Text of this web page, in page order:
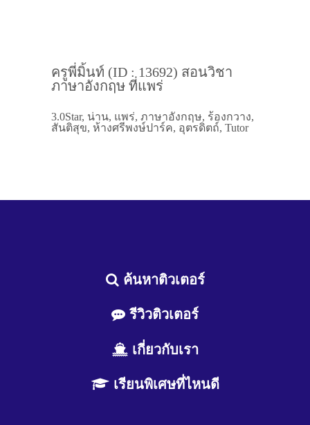
ครูพี่มิ้นท์ (ID : 13692) สอนวิชา
ภาษาอังกฤษ ที่แพร่
3.0Star, น่าน, แพร่, ภาษาอังกฤษ, ร้องกวาง,
สันติสุข, ห้างศรีพงษ์ปาร์ค, อุตรดิตถ์, Tutor
ค้นหาติวเตอร์
รีวิวติวเตอร์
เกี่ยวกับเรา
เรียนพิเศษที่ไหนดี